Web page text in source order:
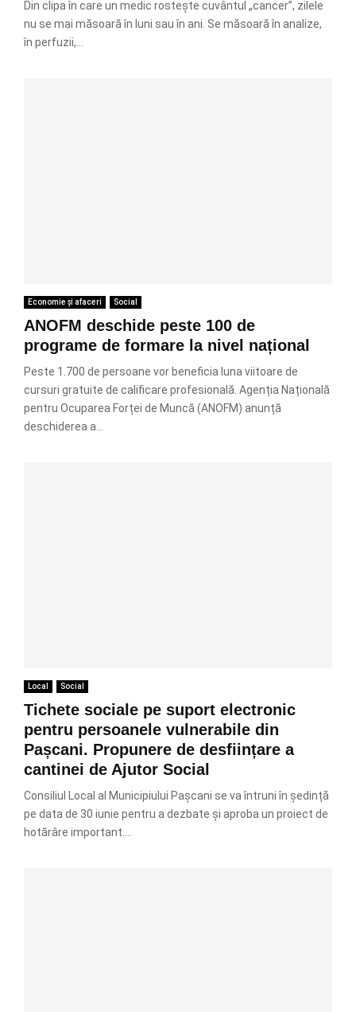
Din clipa în care un medic rostește cuvântul „cancer”, zilele
nu se mai măsoară în luni sau în ani. Se măsoară în analize,
în perfuzii,...
Economie și afaceri Social
ANOFM deschide peste 100 de
programe de formare la nivel național
Peste 1.700 de persoane vor beneficia luna viitoare de
cursuri gratuite de calificare profesională. Agenția Națională
pentru Ocuparea Forței de Muncă (ANOFM) anunță
deschiderea a...
Local Social
Tichete sociale pe suport electronic
pentru persoanele vulnerabile din
Pașcani. Propunere de desființare a
cantinei de Ajutor Social
Consiliul Local al Municipiului Pașcani se va întruni în ședință
pe data de 30 iunie pentru a dezbate și aproba un proiect de
hotărâre important....